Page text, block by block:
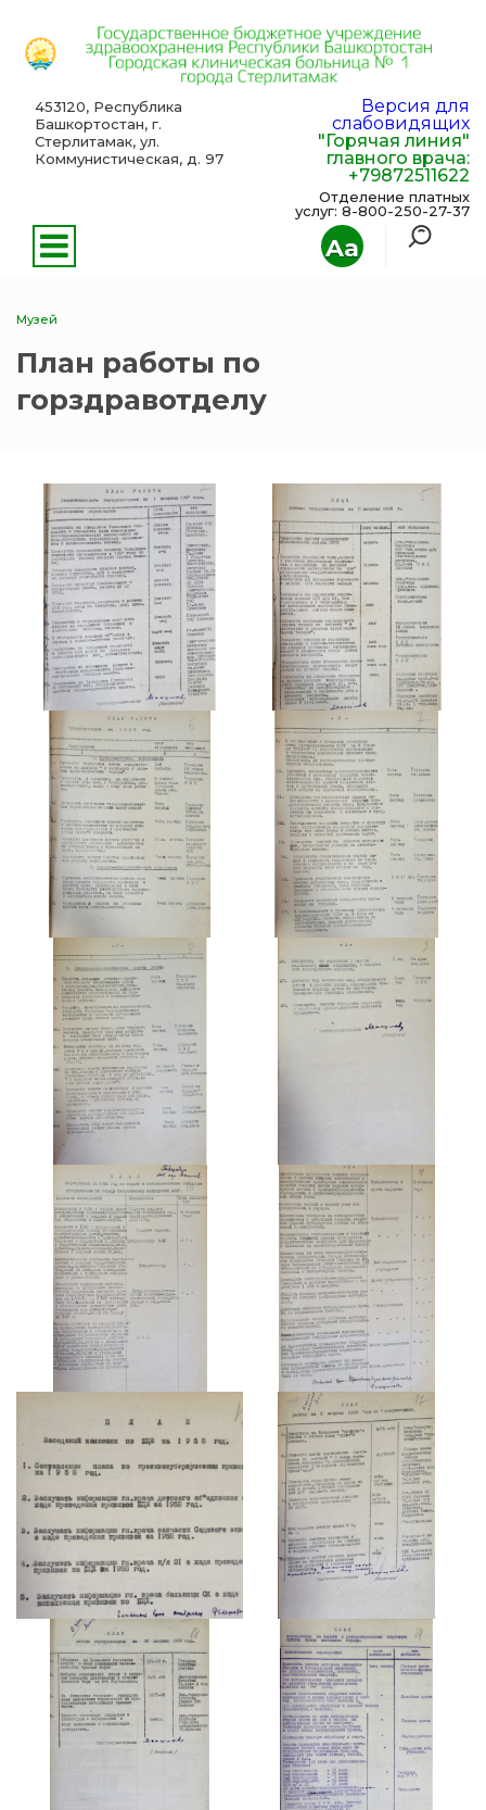
Aa
453120, Республика
Башкортостан, г.
Стерлитамак, ул.
Коммунистическая, д. 97
Версия для
слабовидящих
"Горячая линия"
главного врача:
+79872511622
Отделение платных
услуг: 8-800-250-27-37
Музей
План работы по
горздравотделу